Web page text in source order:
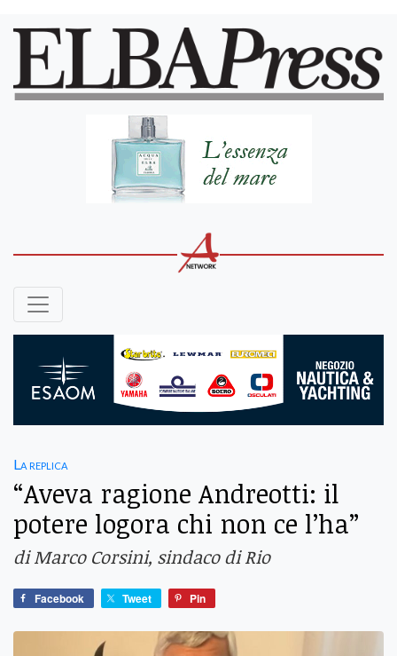
La replica
“Aveva ragione Andreotti: il
potere logora chi non ce l’ha”
di Marco Corsini, sindaco di Rio
Facebook Tweet Pin